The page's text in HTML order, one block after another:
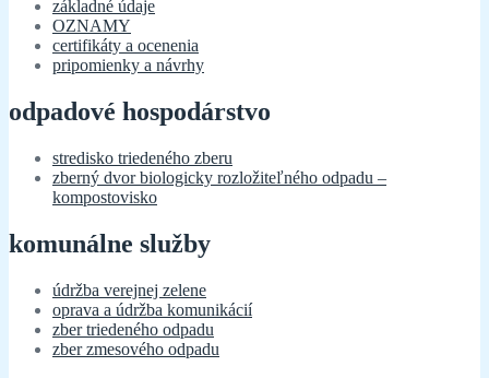
základné údaje
OZNAMY
certifikáty a ocenenia
pripomienky a návrhy
odpadové hospodárstvo
stredisko triedeného zberu
zberný dvor biologicky rozložiteľného odpadu –
kompostovisko
komunálne služby
údržba verejnej zelene
oprava a údržba komunikácií
zber triedeného odpadu
zber zmesového odpadu